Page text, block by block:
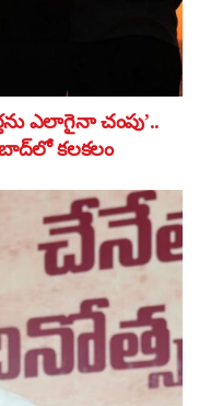
ఎలాగైనా చంపు’..
కలకలం